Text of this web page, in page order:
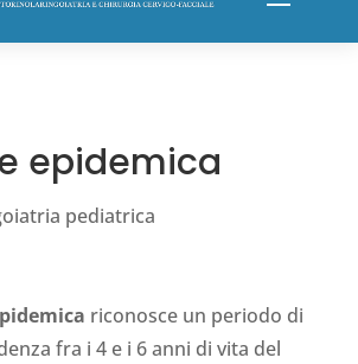
epidemica
pediatrica
riconosce un periodo di
fra i 4 e i 6 anni di vita del